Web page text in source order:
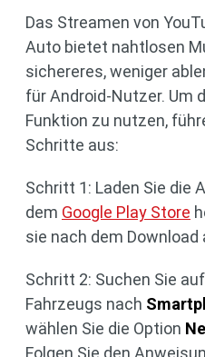
Das Streamen von
Auto bietet nahtlosen
sichereres, weniger
für Android-Nutzer. Um
Funktion zu nutzen,
Schritte aus:
Schritt 1: Laden Sie die
dem Google Play Store
sie nach dem Download
Schritt 2: Suchen Sie
Fahrzeugs nach
wählen Sie die Option